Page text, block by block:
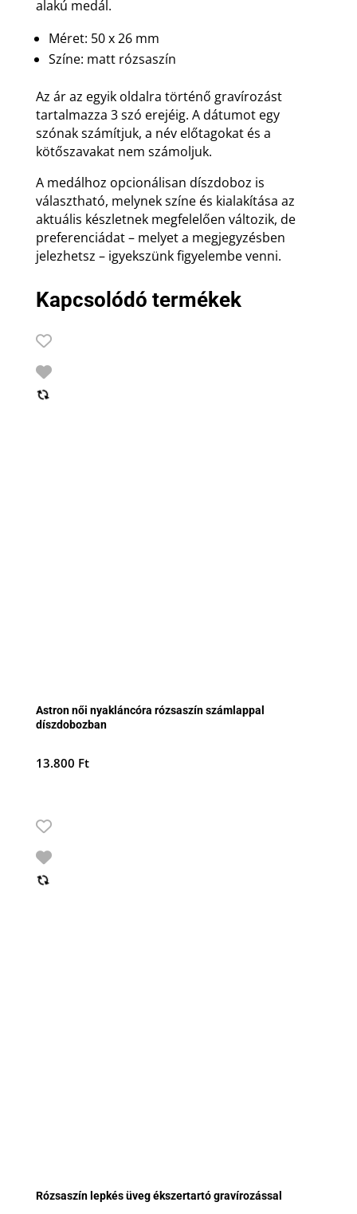
alakú medál.
Méret: 50 x 26 mm
Színe: matt rózsaszín
Az ár az egyik oldalra történő gravírozást
tartalmazza 3 szó erejéig. A dátumot egy
szónak számítjuk, a név előtagokat és a
kötőszavakat nem számoljuk.
A medálhoz opcionálisan díszdoboz is
választható, melynek színe és kialakítása az
aktuális készletnek megfelelően változik, de
preferenciádat – melyet a megjegyzésben
jelezhetsz – igyekszünk figyelembe venni.
Kapcsolódó termékek
Astron női nyakláncóra rózsaszín számlappal
díszdobozban
13.800 Ft
Rózsaszín lepkés üveg ékszertartó gravírozással